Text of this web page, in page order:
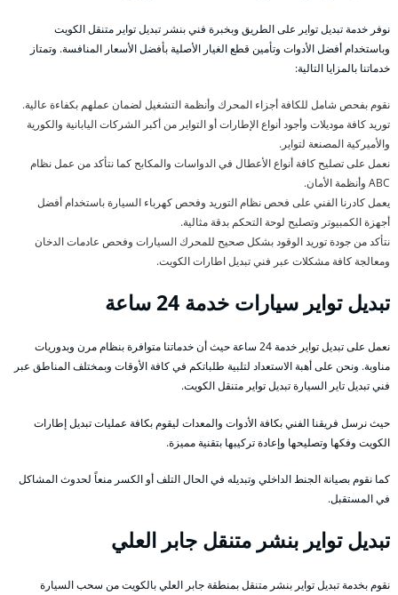
نوفر خدمة تبديل تواير على الطريق وبخبرة فني بنشر تبديل تواير متنقل الكويت
وباستخدام أفضل الأدوات وتأمين قطع الغيار الأصلية بأفضل الأسعار المنافسة. وتمتاز
خدماتنا بالمزايا التالية:
نقوم بفحص شامل للكافة أجزاء المحرك وأنظمة التشغيل لضمان عملهم بكفاءة عالية.
توريد كافة موديلات وأجود أنواع الإطارات أو التواير من أكبر الشركات اليابانية والكورية
والأميركية المصنعة لتواير.
نعمل على تصليح كافة أنواع الأعطال في الدواسات والمكابح كما نتأكد من عمل نظام
ABC وأنظمة الأمان.
يعمل كادرنا الفني على فحص نظام التوريد وفحص كهرباء السيارة باستخدام أفضل
أجهزة الكمبيوتر وتصليح لوحة التحكم بدقة مثالية.
نتأكد من جودة توريد الوقود بشكل صحيح للمحرك السيارات وفحص عادمات الدخان
ومعالجة كافة مشكلات عبر فني تبديل اطارات الكويت.
تبديل تواير سيارات خدمة 24 ساعة
نعمل على تبديل تواير خدمة 24 ساعة حيث أن خدماتنا متوافرة بنظام مرن وبدوريات
مناوبة. ونحن على أهبة الاستعداد لتلبية طلباتكم في كافة الأوقات وبمختلف المناطق عبر
فني تبديل تاير السيارة تبديل تواير متنقل الكويت.
حيث نرسل فريقنا الفني بكافة الأدوات والمعدات ليقوم بكافة عمليات تبديل إطارات
الكويت وفكها وتصليحها وإعادة تركيبها بتقنية مميزة.
كما نقوم بصيانة الجنط الداخلي وتبديله في الحال التلف أو الكسر منعاً لحدوث المشاكل
في المستقبل.
تبديل تواير بنشر متنقل جابر العلي
نقوم بخدمة تبديل تواير بنشر متنقل بمنطقة جابر العلي بالكويت من سحب السيارة